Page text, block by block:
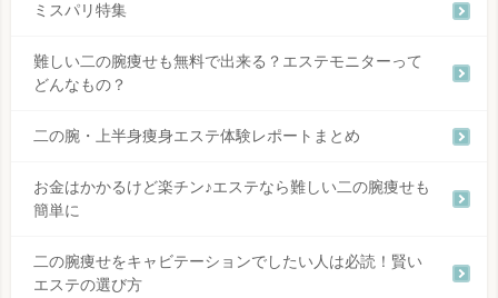
ミスパリ特集
難しい二の腕痩せも無料で出来る？エステモニターって
どんなもの？
二の腕・上半身痩身エステ体験レポートまとめ
お金はかかるけど楽チン♪エステなら難しい二の腕痩せも
簡単に
二の腕痩せをキャビテーションでしたい人は必読！賢い
エステの選び方